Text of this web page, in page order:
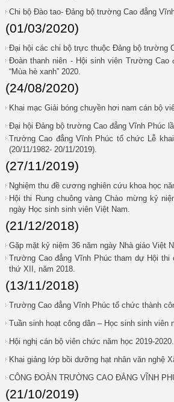
Chi bộ Đào tao- Đảng bộ trường Cao đẳng
(01/03/2020)
Đại hội các chi bộ trực thuộc Đảng bộ trường
Đoàn thanh niên - Hội sinh viên Trường Cao
“Mùa hè xanh” 2020.
(24/08/2020)
Khai mạc Giải bóng chuyền hơi nam cán bộ
Đại hội Đảng bộ trường Cao đẳng Vĩnh Phúc
Trường Cao đẳng Vĩnh Phúc tổ chức Lễ
(20/11/1982- 20/11/2019).
(27/11/2019)
Nghiệm thu đề cương nghiên cứu khoa học
Hội thi Rung chuông vàng Chào mừng kỷ
ngày Học sinh sinh viên Việt Nam.
(21/12/2018)
Gặp mặt kỷ niệm 36 năm ngày Nhà giáo Việt
Trường Cao đẳng Vĩnh Phúc tham dự Hội
thứ XII, năm 2018.
(13/11/2018)
Trường Cao đẳng Vĩnh Phúc tổ chức thành
Tuần sinh hoạt công dân – Học sinh sinh viên
Hội nghị cán bộ viên chức năm học 2019-2020.
Khai giảng lớp bồi dưỡng hạt nhân văn nghệ
CÔNG ĐOÀN TRƯỜNG CAO ĐẲNG VĨNH
(21/10/2019)